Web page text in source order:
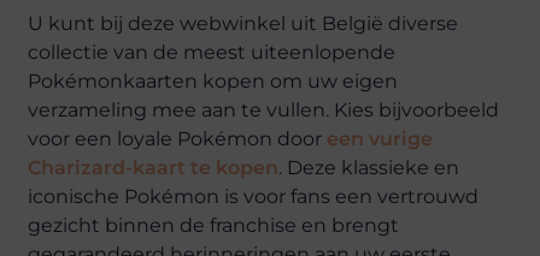
U kunt bij deze webwinkel uit België diverse
collectie van de meest uiteenlopende
Pokémonkaarten kopen om uw eigen
verzameling mee aan te vullen. Kies bijvoorbeeld
voor een loyale Pokémon door een vurige
Charizard-kaart te kopen. Deze klassieke en
iconische Pokémon is voor fans een vertrouwd
gezicht binnen de franchise en brengt